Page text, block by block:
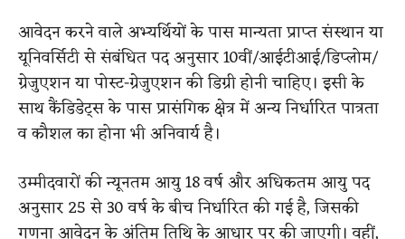
आवेदन करने वाले अभ्यर्थियों के पास मान्यता प्राप्त संस्थान या
यूनिवर्सिटी से संबंधित पद अनुसार 10वीं/आईटीआई/डिप्लोम/
ग्रेजुएशन या पोस्ट-ग्रेजुएशन की डिग्री होनी चाहिए। इसी के
साथ कैंडिडेट्स के पास प्रासंगिक क्षेत्र में अन्य निर्धारित पात्रता
व कौशल का होना भी अनिवार्य है।
उम्मीदवारों की न्यूनतम आयु 18 वर्ष और अधिकतम आयु पद
अनुसार 25 से 30 वर्ष के बीच निर्धारित की गई है, जिसकी